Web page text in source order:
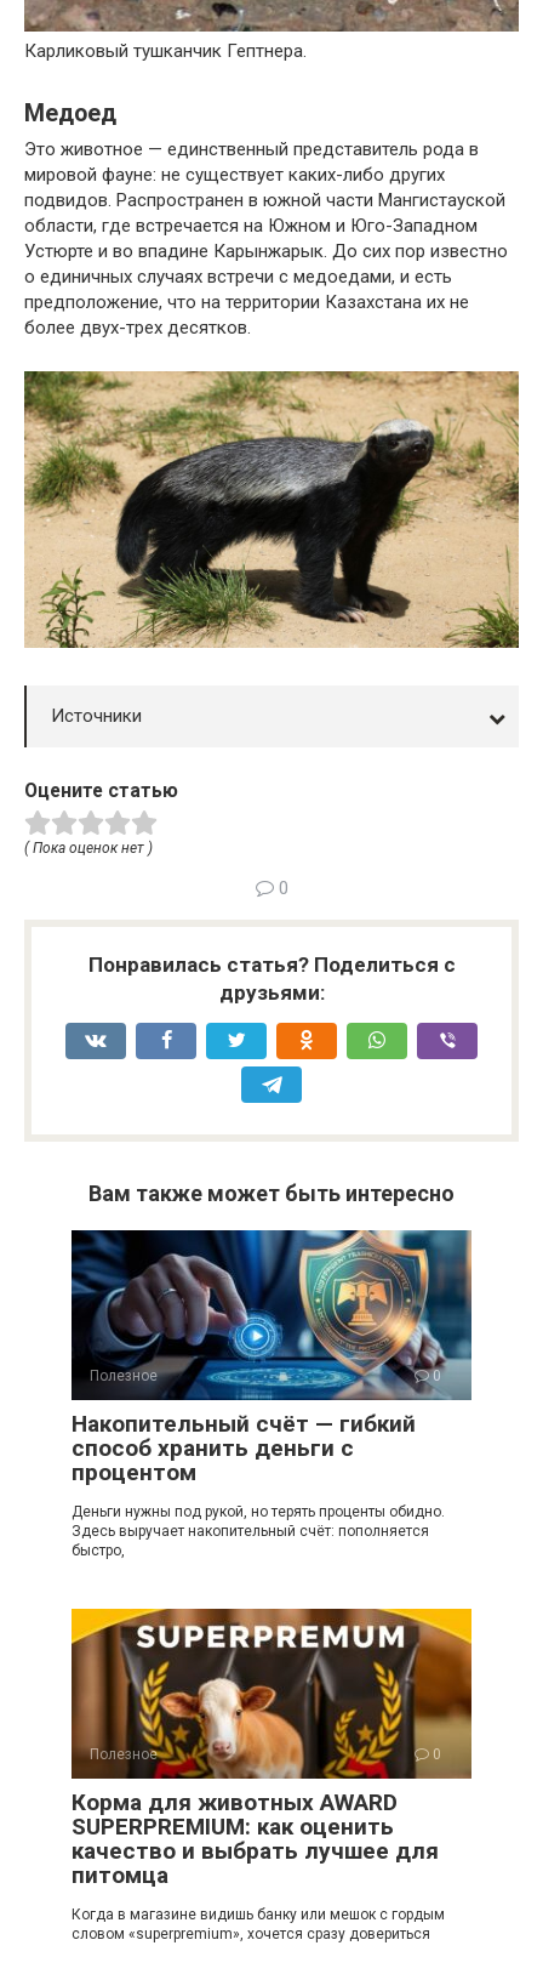
Карликовый тушканчик Гептнера.
Медоед
Это животное — единственный представитель рода в
мировой фауне: не существует каких-либо других
подвидов. Распространен в южной части Мангистауской
области, где встречается на Южном и Юго-Западном
Устюрте и во впадине Карынжарык. До сих пор известно
о единичных случаях встречи с медоедами, и есть
предположение, что на территории Казахстана их не
более двух-трех десятков.
Источники
Оцените статью
( Пока оценок нет )
0
Понравилась статья? Поделиться с
друзьями:
Вам также может быть интересно
Полезное 0
Накопительный счёт — гибкий
способ хранить деньги с
процентом
Деньги нужны под рукой, но терять проценты обидно.
Здесь выручает накопительный счёт: пополняется
быстро,
Полезное 0
Корма для животных AWARD
SUPERPREMIUM: как оценить
качество и выбрать лучшее для
питомца
Когда в магазине видишь банку или мешок с гордым
словом «superpremium», хочется сразу довериться